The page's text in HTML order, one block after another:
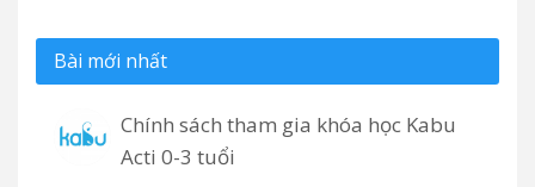
Bài mới nhất
Chính sách tham gia khóa học Kabu
Acti 0-3 tuổi